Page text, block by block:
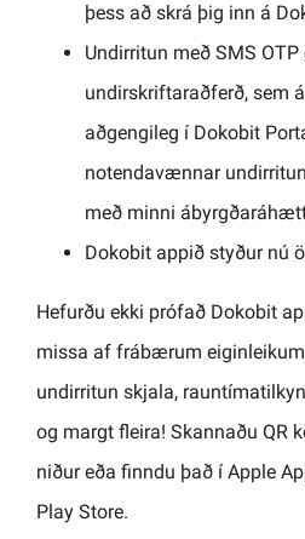
þess að skrá þig inn á
Undirritun með SMS OTP
undirskriftaraðferð, sem
aðgengileg í Dokobit
notendavænnar
með minni
Dokobit appið styður nú
Hefurðu ekki prófað Dokobit
missa af frábærum
undirritun skjala,
og margt fleira! Skannaðu QR
niður eða finndu það í Apple
Play Store.